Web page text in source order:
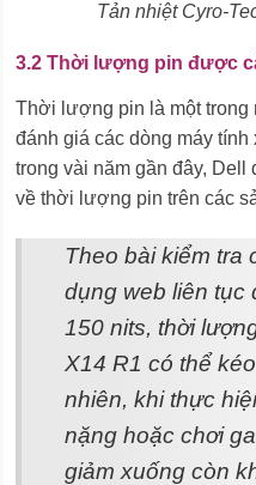
Tản nhiệt Cyro-
3.2 Thời lượng pin được
Thời lượng pin là một trong
đánh giá các dòng máy
trong vài năm gần đây,
về thời lượng pin trên các
Theo bài kiểm tra
dụng web liên tục
150 nits, thời
X14 R1 có thể
nhiên, khi thực
nặng hoặc chơi
giảm xuống còn